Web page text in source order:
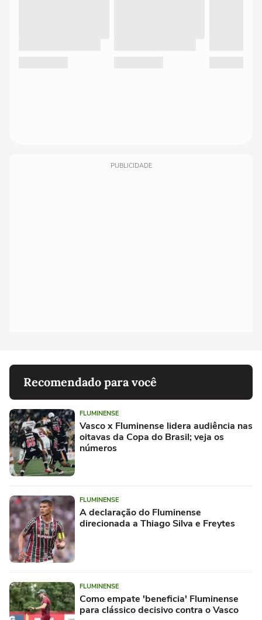
PUBLICIDADE
Recomendado para você
FLUMINENSE
Vasco x Fluminense lidera audiência nas
oitavas da Copa do Brasil; veja os
números
FLUMINENSE
A declaração do Fluminense
direcionada a Thiago Silva e Freytes
FLUMINENSE
Como empate 'beneficia' Fluminense
para clássico decisivo contra o Vasco